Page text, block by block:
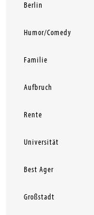
Berlin
Humor/Comedy
Familie
Aufbruch
Rente
Universität
Best Ager
Großstadt